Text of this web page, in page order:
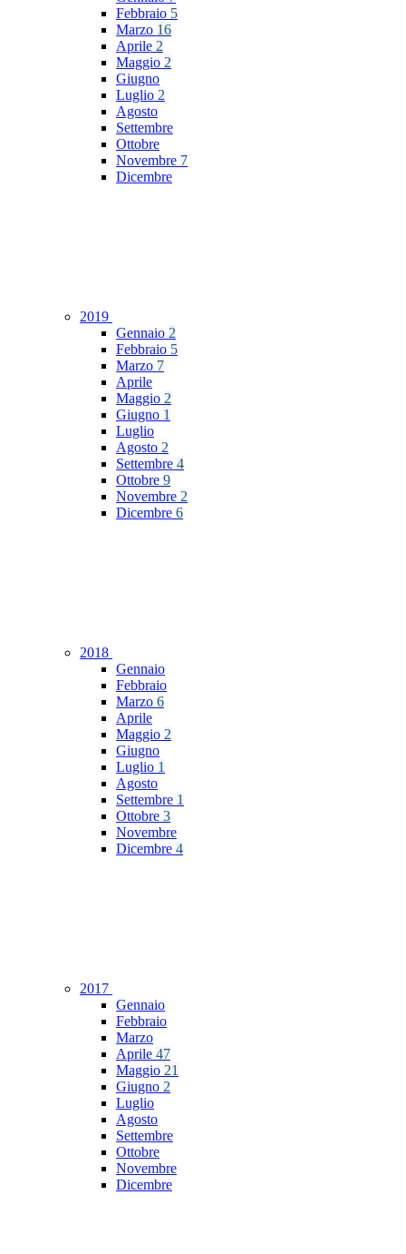
Febbraio 5
Marzo 16
Aprile 2
Maggio 2
Giugno
Luglio 2
Agosto
Settembre
Ottobre
Novembre 7
Dicembre
2019
Gennaio 2
Febbraio 5
Marzo 7
Aprile
Maggio 2
Giugno 1
Luglio
Agosto 2
Settembre 4
Ottobre 9
Novembre 2
Dicembre 6
2018
Gennaio
Febbraio
Marzo 6
Aprile
Maggio 2
Giugno
Luglio 1
Agosto
Settembre 1
Ottobre 3
Novembre
Dicembre 4
2017
Gennaio
Febbraio
Marzo
Aprile 47
Maggio 21
Giugno 2
Luglio
Agosto
Settembre
Ottobre
Novembre
Dicembre